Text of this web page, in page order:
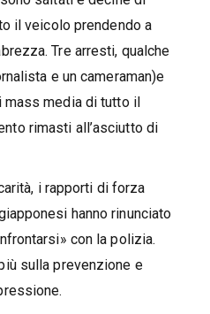
il veicolo prendendo a
Tre arresti, qualche
e un cameraman)e
mass media di tutto il
rimasti all’asciutto di
i rapporti di forza
hanno rinunciato
con la polizia.
sulla prevenzione e